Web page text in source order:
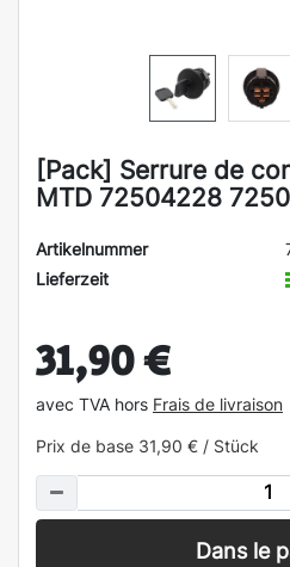
[Pack] Serrure de
MTD 72504228
Artikelnummer
Lieferzeit
31,90 €
avec TVA hors Frais de livraison
Prix de base 31,90 € / Stück
Dans le